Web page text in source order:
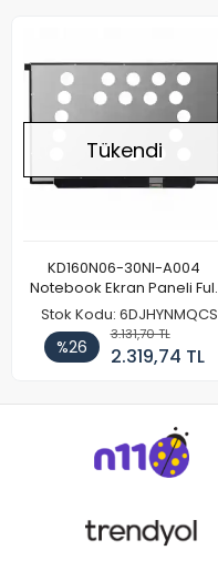
Tükendi
KD160N06-30NI-A004
Notebook Ekran Paneli Full
HD
Stok Kodu: 6DJHYNMQCS
%26
3.131,70 TL
2.319,74 TL